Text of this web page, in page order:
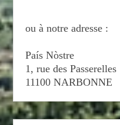
ou à notre adresse :
País Nòstre
1, rue des Passerelles
11100 NARBONNE